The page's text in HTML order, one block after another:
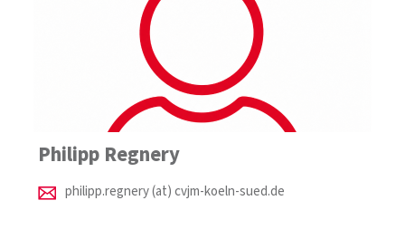
Philipp Regnery
philipp.regnery (at) cvjm-koeln-sued.de